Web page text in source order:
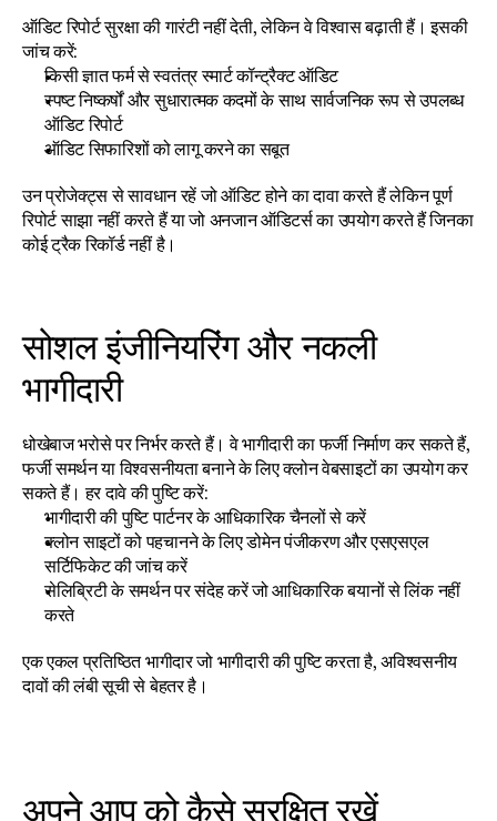
ऑडिट रिपोर्ट सुरक्षा की गारंटी नहीं देती, लेकिन वे विश्वास बढ़ाती हैं। इसकी
जांच करें:
किसी ज्ञात फर्म से स्वतंत्र स्मार्ट कॉन्ट्रैक्ट ऑडिट
स्पष्ट निष्कर्षों और सुधारात्मक कदमों के साथ सार्वजनिक रूप से उपलब्ध
ऑडिट रिपोर्ट
ऑडिट सिफारिशों को लागू करने का सबूत
उन प्रोजेक्ट्स से सावधान रहें जो ऑडिट होने का दावा करते हैं लेकिन पूर्ण
रिपोर्ट साझा नहीं करते हैं या जो अनजान ऑडिटर्स का उपयोग करते हैं जिनका
कोई ट्रैक रिकॉर्ड नहीं है।
सोशल इंजीनियरिंग और नकली
भागीदारी
धोखेबाज भरोसे पर निर्भर करते हैं। वे भागीदारी का फर्जी निर्माण कर सकते हैं,
फर्जी समर्थन या विश्वसनीयता बनाने के लिए क्लोन वेबसाइटों का उपयोग कर
सकते हैं। हर दावे की पुष्टि करें:
भागीदारी की पुष्टि पार्टनर के आधिकारिक चैनलों से करें
क्लोन साइटों को पहचानने के लिए डोमेन पंजीकरण और एसएसएल
सर्टिफिकेट की जांच करें
सेलिब्रिटी के समर्थन पर संदेह करें जो आधिकारिक बयानों से लिंक नहीं
करते
एक एकल प्रतिष्ठित भागीदार जो भागीदारी की पुष्टि करता है, अविश्वसनीय
दावों की लंबी सूची से बेहतर है।
अपने आप को कैसे सुरक्षित रखें